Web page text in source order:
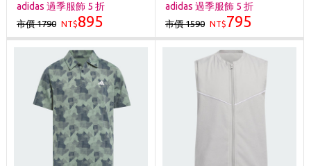
adidas 過季服飾 5 折
市價 1790 NT$895
adidas 過季服飾 5 折
市價 1590 NT$795